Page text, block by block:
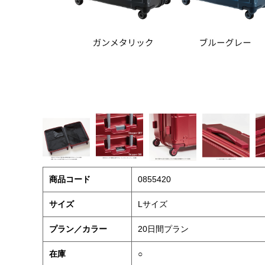
商品コード 0855420
サイズ Lサイズ
プラン／カラー 20日間プラン
在庫 ○